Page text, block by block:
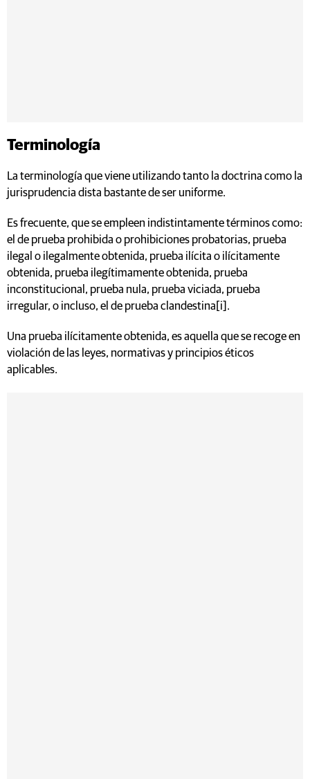
Terminología
La terminología que viene utilizando tanto la doctrina como la
jurisprudencia dista bastante de ser uniforme.
Es frecuente, que se empleen indistintamente términos como:
el de prueba prohibida o prohibiciones probatorias, prueba
ilegal o ilegalmente obtenida, prueba ilícita o ilícitamente
obtenida, prueba ilegítimamente obtenida, prueba
inconstitucional, prueba nula, prueba viciada, prueba
irregular, o incluso, el de prueba clandestina[i].
Una prueba ilícitamente obtenida, es aquella que se recoge en
violación de las leyes, normativas y principios éticos
aplicables.